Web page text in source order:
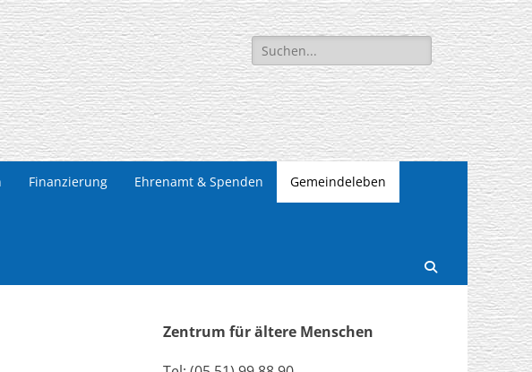
Suchen
nach:
Finanzierung Ehrenamt & Spenden Gemeindeleben
Suchen
Zentrum für ältere Menschen